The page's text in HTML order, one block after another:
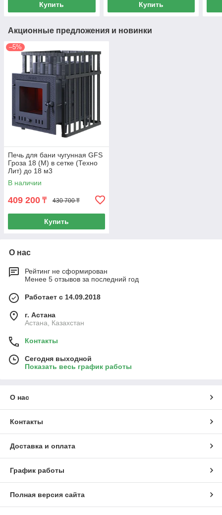
Купить Купить
Акционные предложения и новинки
–5%
Печь для бани чугунная GFS
Гроза 18 (М) в сетке (Техно
Лит) до 18 м3
В наличии
409 200 ₸ 430 700 ₸
Купить
О нас
Рейтинг не сформирован
Менее 5 отзывов за последний год
Работает с 14.09.2018
г. Астана
Астана, Казахстан
Контакты
Сегодня выходной
Показать весь график работы
О нас
Контакты
Доставка и оплата
График работы
Полная версия сайта